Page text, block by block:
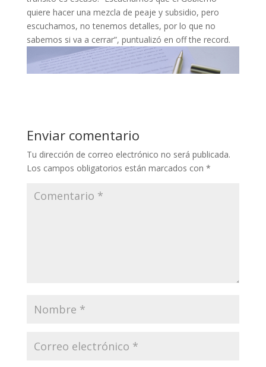
quiere hacer una mezcla de peaje y subsidio, pero
escuchamos, no tenemos detalles, por lo que no
sabemos si va a cerrar”, puntualizó en off the record.
Enviar comentario
Tu dirección de correo electrónico no será publicada.
Los campos obligatorios están marcados con *